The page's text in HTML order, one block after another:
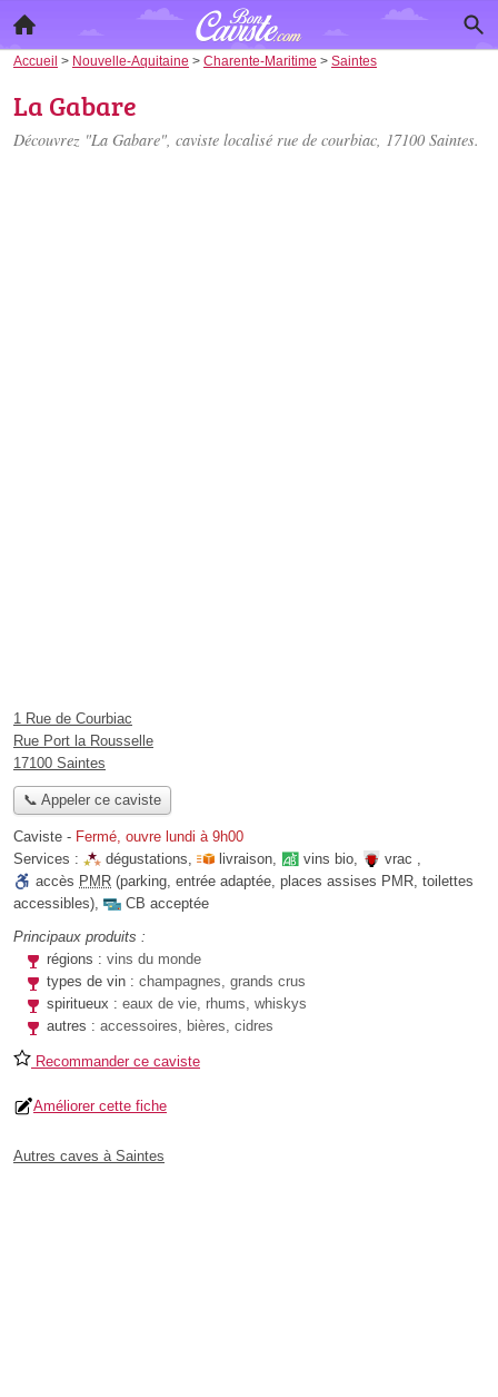
Accueil > Nouvelle-Aquitaine > Charente-Maritime > Saintes
La Gabare
Découvrez "La Gabare", caviste localisé rue de courbiac, 17100 Saintes.
1 Rue de Courbiac
Rue Port la Rousselle
17100 Saintes
📞 Appeler ce caviste
Caviste - Fermé, ouvre lundi à 9h00
Services :
dégustations, livraison, vins bio, vrac ,
accès PMR (parking, entrée adaptée, places assises PMR, toilettes
accessibles),
CB acceptée
Principaux produits :
régions : vins du monde
types de vin : champagnes, grands crus
spiritueux : eaux de vie, rhums, whiskys
autres : accessoires, bières, cidres
Recommander ce caviste
Améliorer cette fiche
Autres caves à Saintes